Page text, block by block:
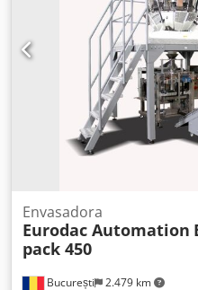
Unidades longitudinales: 1
Estaciones de embalaje: 1
continuo Film retráctil:
Versión automática
de soldadura Marcado de
total conectada: 9 kW
m Requisito de espacio
altura: 1,6 m
București 2.479 km
Envasadora
Eurodac Automation
pack 450